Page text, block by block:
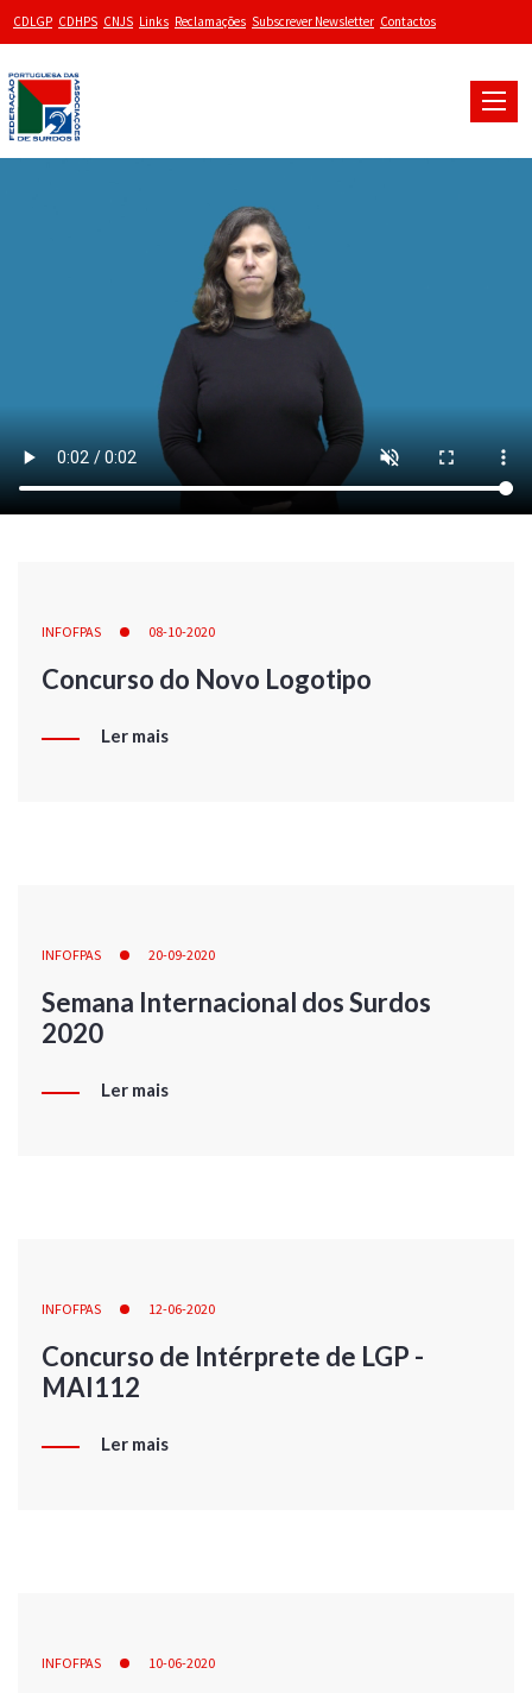
CDLGP CDHPS CNJS Links Reclamações Subscrever Newsletter Contactos
Toggle
INFOFPAS 08-10-2020
Concurso do Novo Logotipo
Ler mais
INFOFPAS 20-09-2020
Semana Internacional dos Surdos
2020
Ler mais
INFOFPAS 12-06-2020
Concurso de Intérprete de LGP -
MAI112
Ler mais
INFOFPAS 10-06-2020